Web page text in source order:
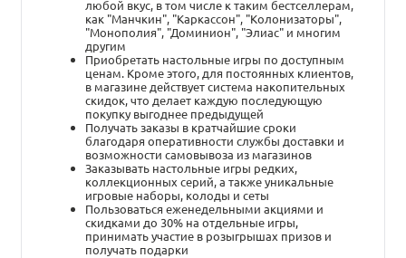
любой вкус, в том числе к таким бестселлерам,
как "Манчкин", "Каркассон", "Колонизаторы",
"Монополия", "Доминион", "Элиас" и многим
другим
Приобретать настольные игры по доступным
ценам. Кроме этого, для постоянных клиентов,
в магазине действует система накопительных
скидок, что делает каждую последующую
покупку выгоднее предыдущей
Получать заказы в кратчайшие сроки
благодаря оперативности службы доставки и
возможности самовывоза из магазинов
Заказывать настольные игры редких,
коллекционных серий, а также уникальные
игровые наборы, колоды и сеты
Пользоваться еженедельными акциями и
скидками до 30% на отдельные игры,
принимать участие в розыгрышах призов и
получать подарки